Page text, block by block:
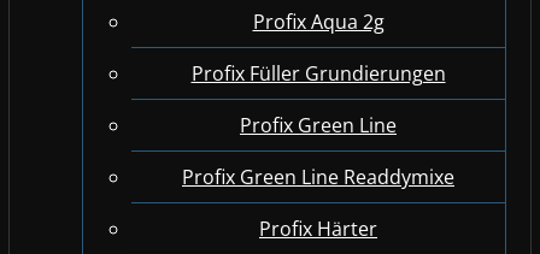
Profix Aqua 2g
Profix Füller Grundierungen
Profix Green Line
Profix Green Line Readdymixe
Profix Härter